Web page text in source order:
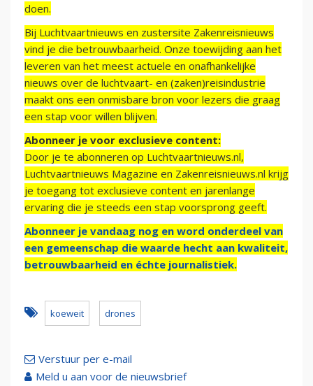
doen.
Bij Luchtvaartnieuws en zustersite Zakenreisnieuws
vind je die betrouwbaarheid. Onze toewijding aan het
leveren van het meest actuele en onafhankelijke
nieuws over de luchtvaart- en (zaken)reisindustrie
maakt ons een onmisbare bron voor lezers die graag
een stap voor willen blijven.
Abonneer je voor exclusieve content:
Door je te abonneren op Luchtvaartnieuws.nl,
Luchtvaartnieuws Magazine en Zakenreisnieuws.nl krijg
je toegang tot exclusieve content en jarenlange
ervaring die je steeds een stap voorsprong geeft.
Abonneer je vandaag nog en word onderdeel van
een gemeenschap die waarde hecht aan kwaliteit,
betrouwbaarheid en échte journalistiek.
koeweit drones
Verstuur per e-mail
Meld u aan voor de nieuwsbrief